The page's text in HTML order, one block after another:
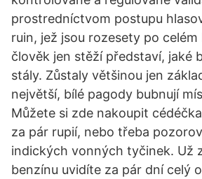
prostredníctvom postupu
ruin, jež jsou rozesety po celém
člověk jen stěží představí, jaké
stály. Zůstaly většinou jen
největší, bílé pagody bubnují
Můžete si zde nakoupit
za pár rupií, nebo třeba
indických vonných tyčinek. Už
benzínu uvidíte za pár dní celý